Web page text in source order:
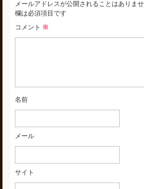
メールアドレスが公開されることはありませ
欄は必須項目です
コメント ※
名前
メール
サイト